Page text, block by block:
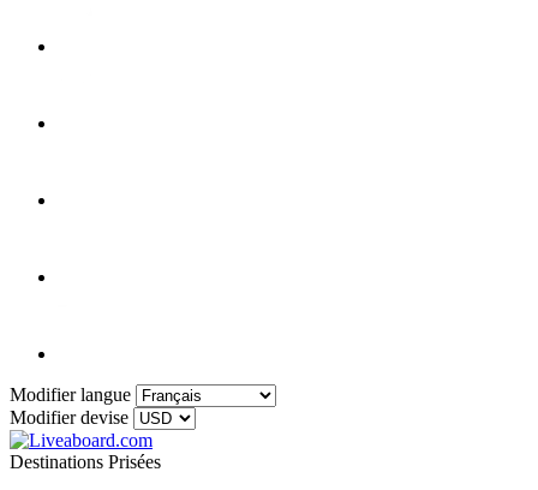
Modifier langue
Modifier devise
Destinations Prisées